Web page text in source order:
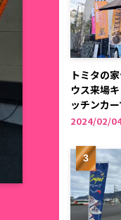
トミタの
ウス来場
ッチンカ
2024/02/